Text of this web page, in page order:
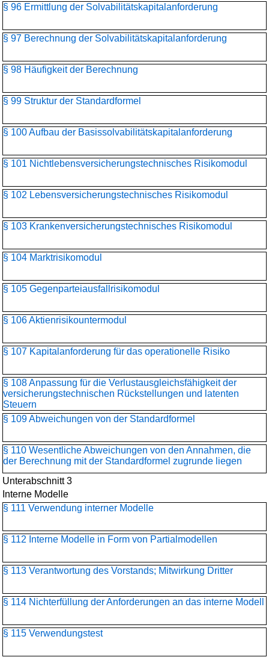
§ 96 Ermittlung der Solvabilitätskapitalanforderung
§ 97 Berechnung der Solvabilitätskapitalanforderung
§ 98 Häufigkeit der Berechnung
§ 99 Struktur der Standardformel
§ 100 Aufbau der Basissolvabilitätskapital­anforderung
§ 101 Nichtlebensversicherungs­technisches Risikomodul
§ 102 Lebensversicherungs­technisches Risikomodul
§ 103 Krankenversicherungs­technisches Risikomodul
§ 104 Marktrisikomodul
§ 105 Gegenparteiausfallrisikomodul
§ 106 Aktienrisikountermodul
§ 107 Kapitalanforderung für das operationelle Risiko
§ 108 Anpassung für die Verlustausgleichsfähigkeit der
versicherungstechnischen Rückstellungen und latenten
Steuern
§ 109 Abweichungen von der Standardformel
§ 110 Wesentliche Abweichungen von den Annahmen, die
der Berechnung mit der Standardformel zugrunde liegen
Unterabschnitt 3
Interne Modelle
§ 111 Verwendung interner Modelle
§ 112 Interne Modelle in Form von Partialmodellen
§ 113 Verantwortung des Vorstands; Mitwirkung Dritter
§ 114 Nichterfüllung der Anforderungen an das interne Modell
§ 115 Verwendungstest